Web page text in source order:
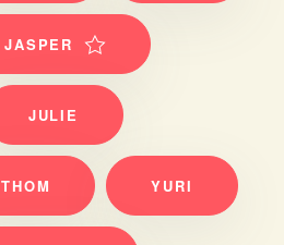
JASPER
JULIE
THOM YURI